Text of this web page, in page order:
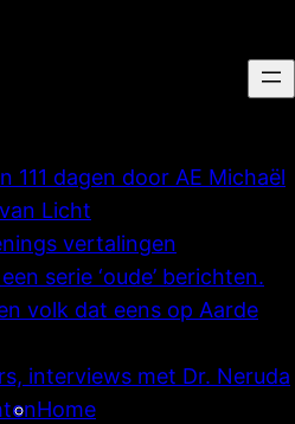
111 dagen door AE Michaël
Licht
vertalingen
serie ‘oude’ berichten.
volk dat eens op Aarde
interviews met Dr. Neruda
Home